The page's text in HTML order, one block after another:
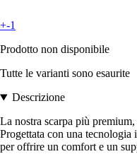
+-1
Prodotto non disponibile
Tutte le varianti sono esaurite
Descrizione
La nostra scarpa più
Progettata con una
per offrire un comfort e un